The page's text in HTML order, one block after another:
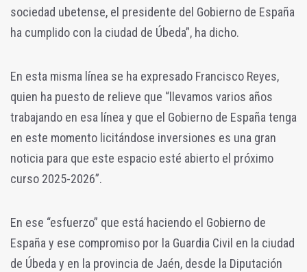
sociedad ubetense, el presidente del Gobierno de España
ha cumplido con la ciudad de Úbeda”, ha dicho.
En esta misma línea se ha expresado Francisco Reyes,
quien ha puesto de relieve que “llevamos varios años
trabajando en esa línea y que el Gobierno de España tenga
en este momento licitándose inversiones es una gran
noticia para que este espacio esté abierto el próximo
curso 2025-2026”.
En ese “esfuerzo” que está haciendo el Gobierno de
España y ese compromiso por la Guardia Civil en la ciudad
de Úbeda y en la provincia de Jaén, desde la Diputación